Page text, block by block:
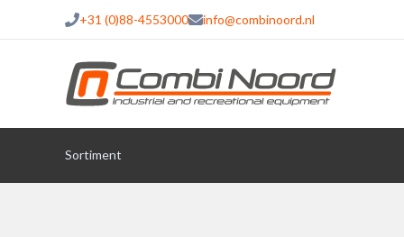
+31 (0)88-4553000 info@combinoord.nl
Sortiment